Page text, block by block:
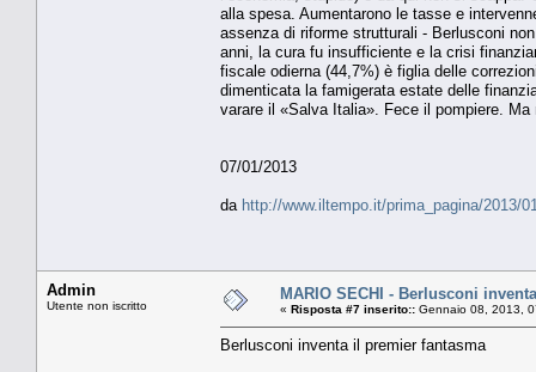
alla spesa. Aumentarono le tasse e
assenza di riforme strutturali - Berlusconi
anni, la cura fu insufficiente e la crisi
fiscale odierna (44,7%) è figlia delle
dimenticata la famigerata estate delle
varare il «Salva Italia». Fece il pompiere.
07/01/2013
da http://www.iltempo.it/prima_pagina/2013/
Admin
Utente non iscritto
MARIO SECHI - Berlusconi
« Risposta #7 inserito:: Gennaio 08, 2013,
Berlusconi inventa il premier fantasma